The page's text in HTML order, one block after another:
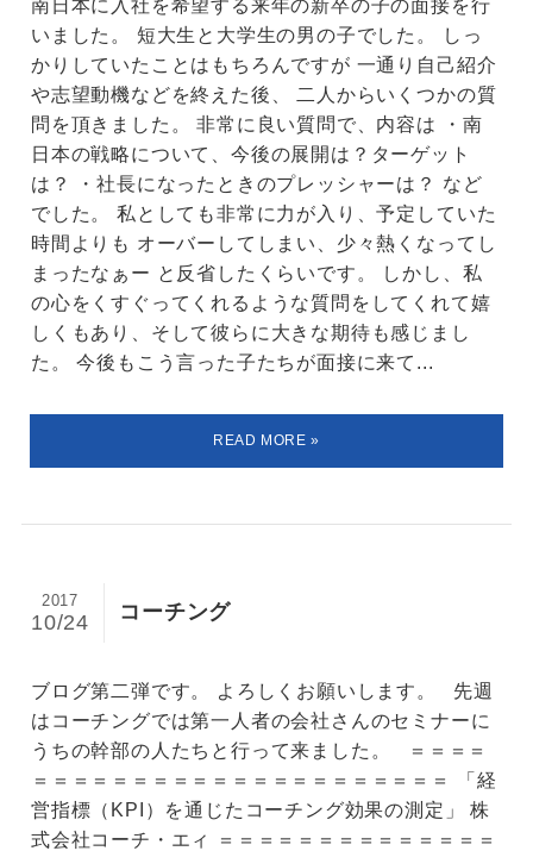
南日本に入社を希望する来年の新卒の子の面接を行
いました。 短大生と大学生の男の子でした。 しっ
かりしていたことはもちろんですが 一通り自己紹介
や志望動機などを終えた後、 二人からいくつかの質
問を頂きました。 非常に良い質問で、内容は ・南
日本の戦略について、今後の展開は？ターゲット
は？ ・社長になったときのプレッシャーは？ など
でした。 私としても非常に力が入り、予定していた
時間よりも オーバーしてしまい、少々熱くなってし
まったなぁー と反省したくらいです。 しかし、私
の心をくすぐってくれるような質問をしてくれて嬉
しくもあり、そして彼らに大きな期待も感じまし
た。 今後もこう言った子たちが面接に来て...
コーチング
2017
10/24
ブログ第二弾です。 よろしくお願いします。 先週
はコーチングでは第一人者の会社さんのセミナーに
うちの幹部の人たちと行って来ました。 ＝＝＝＝
＝＝＝＝＝＝＝＝＝＝＝＝＝＝＝＝＝＝＝＝＝ 「経
営指標（KPI）を通じたコーチング効果の測定」 株
式会社コーチ・エィ ＝＝＝＝＝＝＝＝＝＝＝＝＝＝